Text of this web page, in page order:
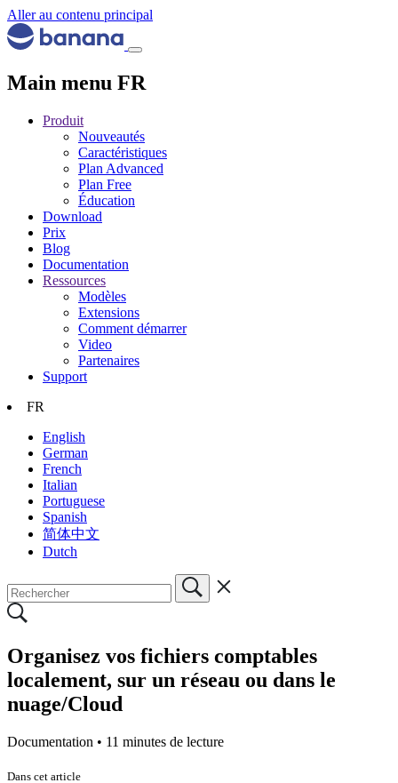
Aller au contenu principal
Main menu FR
Produit
Nouveautés
Caractéristiques
Plan Advanced
Plan Free
Éducation
Download
Prix
Blog
Documentation
Ressources
Modèles
Extensions
Comment démarrer
Video
Partenaires
Support
FR
English
German
French
Italian
Portuguese
Spanish
简体中文
Dutch
Organisez vos fichiers comptables
localement, sur un réseau ou dans le
nuage/Cloud
Documentation • 11 minutes de lecture
Dans cet article